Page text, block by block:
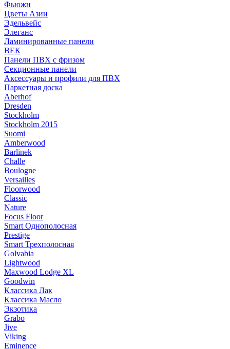
Фьюжн
Цветы Азии
Эдельвейс
Элеганс
Ламинированные панели
ВЕК
Панели ПВХ с фризом
Секционные панели
Аксессуары и профили для ПВХ
Паркетная доска
Aberhof
Dresden
Stockholm
Stockholm 2015
Suomi
Amberwood
Barlinek
Challe
Boulogne
Versailles
Floorwood
Classic
Nature
Focus Floor
Smart Однополосная
Prestige
Smart Трехполосная
Golvabia
Lightwood
Maxwood Lodge XL
Goodwin
Классика Лак
Классика Масло
Экзотика
Grabo
Jive
Viking
Eminence